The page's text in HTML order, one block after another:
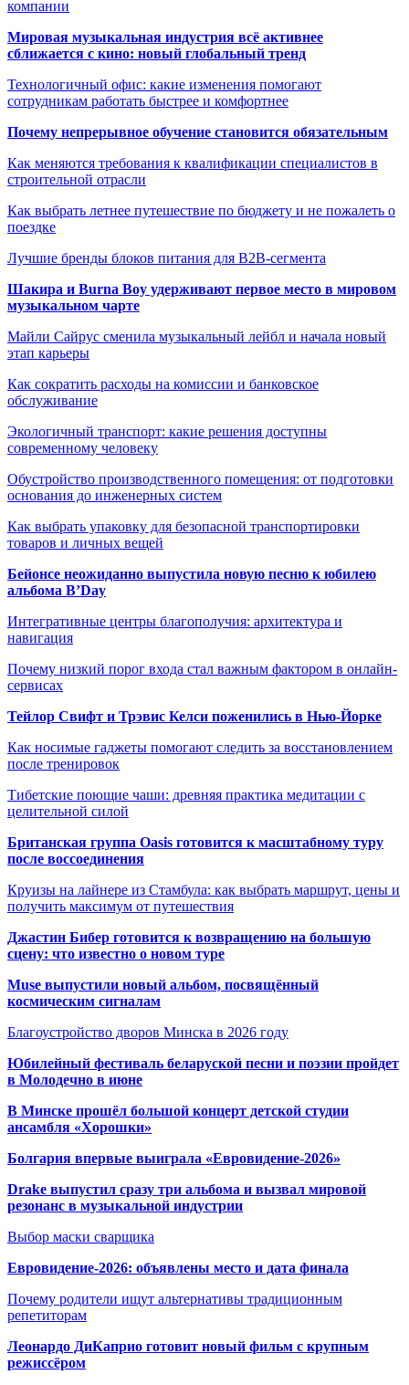
компании
Мировая музыкальная индустрия всё активнее
сближается с кино: новый глобальный тренд
Технологичный офис: какие изменения помогают
сотрудникам работать быстрее и комфортнее
Почему непрерывное обучение становится обязательным
Как меняются требования к квалификации специалистов в
строительной отрасли
Как выбрать летнее путешествие по бюджету и не пожалеть о
поездке
Лучшие бренды блоков питания для B2B-сегмента
Шакира и Burna Boy удерживают первое место в мировом
музыкальном чарте
Майли Сайрус сменила музыкальный лейбл и начала новый
этап карьеры
Как сократить расходы на комиссии и банковское
обслуживание
Экологичный транспорт: какие решения доступны
современному человеку
Обустройство производственного помещения: от подготовки
основания до инженерных систем
Как выбрать упаковку для безопасной транспортировки
товаров и личных вещей
Бейонсе неожиданно выпустила новую песню к юбилею
альбома B’Day
Интегративные центры благополучия: архитектура и
навигация
Почему низкий порог входа стал важным фактором в онлайн-
сервисах
Тейлор Свифт и Трэвис Келси поженились в Нью-Йорке
Как носимые гаджеты помогают следить за восстановлением
после тренировок
Тибетские поющие чаши: древняя практика медитации с
целительной силой
Британская группа Oasis готовится к масштабному туру
после воссоединения
Круизы на лайнере из Стамбула: как выбрать маршрут, цены и
получить максимум от путешествия
Джастин Бибер готовится к возвращению на большую
сцену: что известно о новом туре
Muse выпустили новый альбом, посвящённый
космическим сигналам
Благоустройство дворов Минска в 2026 году
Юбилейный фестиваль беларуской песни и поэзии пройдет
в Молодечно в июне
В Минске прошёл большой концерт детской студии
ансамбля «Хорошки»
Болгария впервые выиграла «Евровидение-2026»
Drake выпустил сразу три альбома и вызвал мировой
резонанс в музыкальной индустрии
Выбор маски сварщика
Евровидение-2026: объявлены место и дата финала
Почему родители ищут альтернативы традиционным
репетиторам
Леонардо ДиКаприо готовит новый фильм с крупным
режиссёром